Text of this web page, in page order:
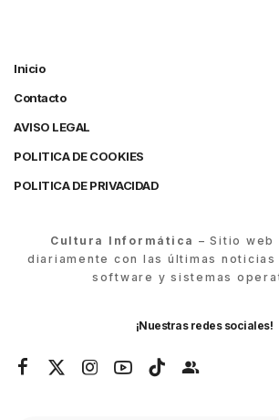
Inicio
Contacto
AVISO LEGAL
POLITICA DE COOKIES
POLITICA DE PRIVACIDAD
Cultura Informática – Sitio web
diariamente con las últimas
software y sistemas
¡Nuestras redes sociales!